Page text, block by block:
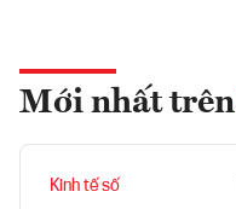
Mới nhất trên
Kinh tế số